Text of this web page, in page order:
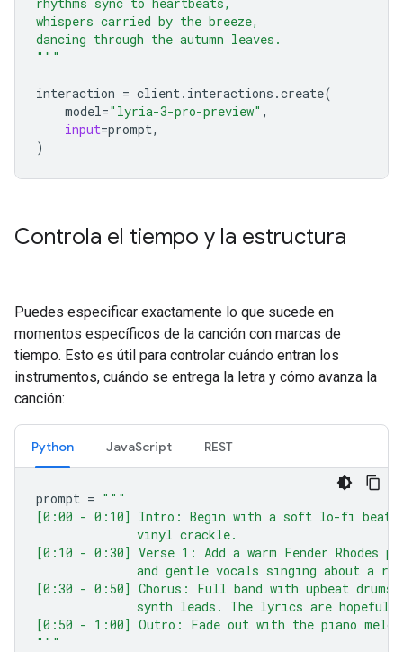
whispers carried by the breeze,
dancing through the autumn leaves.
"""
interaction = client. interactions .create(
model="lyria-3-pro-preview" ,
input=prompt,
)
Controla el tiempo y la estructura
Puedes especificar exactamente lo que sucede en
momentos específicos de la canción con marcas de
tiempo. Esto es útil para controlar cuándo entran los
instrumentos, cuándo se entrega la letra y cómo avanza la
canción:
Python JavaScript REST
prompt = """
[0:00 - 0:10] Intro: Begin with a soft lo-fi beat
              vinyl crackle.
[0:10 - 0:30] Verse 1: Add a warm Fender Rhodes
and gentle vocals singing about a
[0:30 - 0:50] Chorus: Full band with upbeat drums
synth leads. The lyrics are hopeful
[0:50 - 1:00] Outro: Fade out with the piano
"""